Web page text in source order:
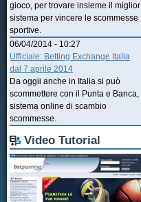
gioco, per trovare insieme il miglior
sistema per vincere le scommesse
sportive.
06/04/2014 - 10:27
Ufficiale: Betting Exchange Italia
dal 7 aprile 2014
Da oggii anche in Italia si può
scommettere con il Punta e Banca,
sistema online di scambio
scommesse.
Video Tutorial